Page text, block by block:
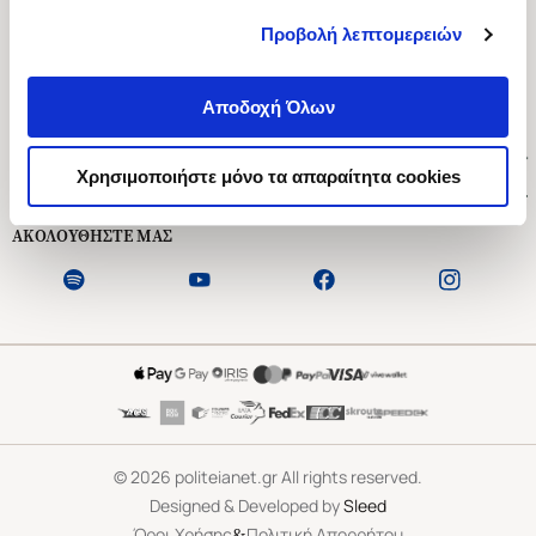
Προβολή λεπτομερειών
Αποδοχή Όλων
Χρησιμοποιήστε μόνο τα απαραίτητα cookies
Ασκληπιού 1-3, Αθήνα 106 79
Δευτέρα - Παρασκευή 09:00-21:00
Εξυπηρέτηση Πελατών
ΑΚΟΛΟΥΘΗΣΤΕ ΜΑΣ
©2026 politeianet.gr All rights reserved.
Designed & Developed bySleed